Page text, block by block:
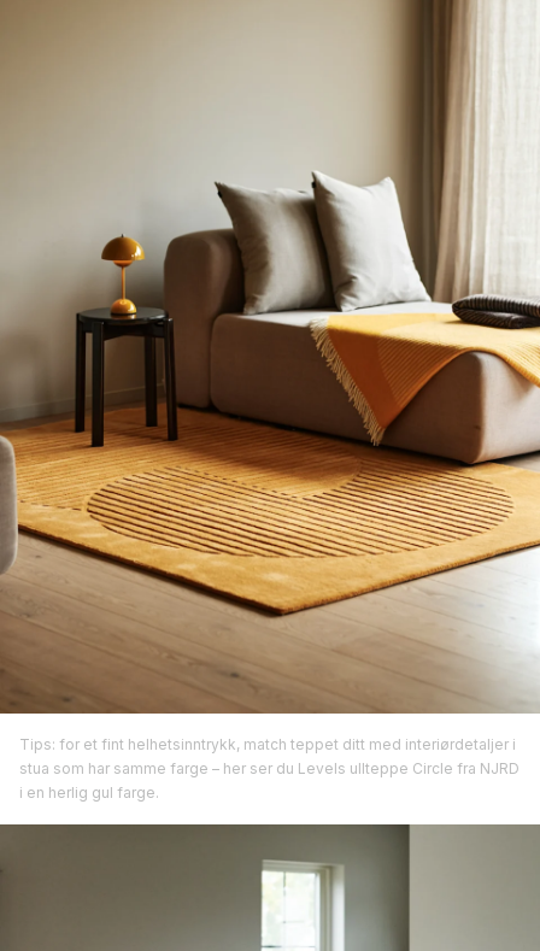
Tips: for et fint helhetsinntrykk, match teppet ditt med interiørdetaljer i
stua som har samme farge – her ser du Levels ullteppe Circle fra NJRD
i en herlig gul farge.